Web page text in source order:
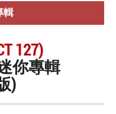
輯
127)
你專輯
)